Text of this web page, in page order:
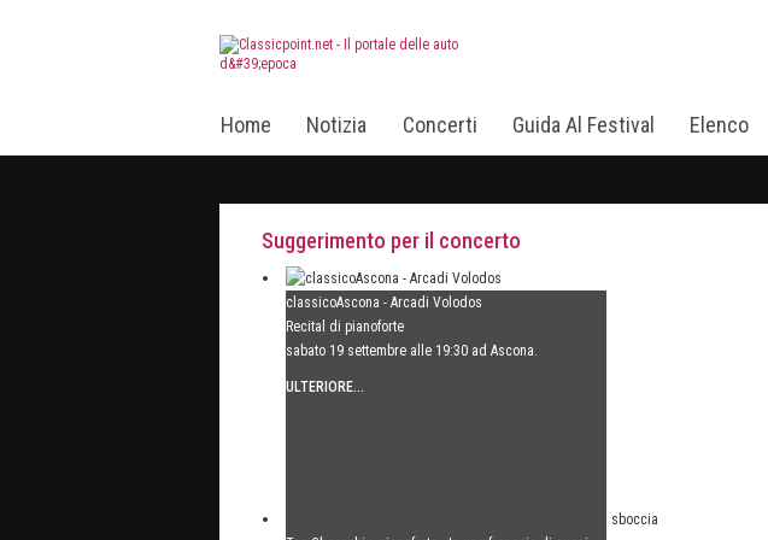
Home Notizia Concerti Guida Al Festival Elenco
Suggerimento per il concerto
classicoAscona - Arcadi Volodos
Recital di pianoforte
sabato 19 settembre alle 19:30 ad Ascona.
ULTERIORE...